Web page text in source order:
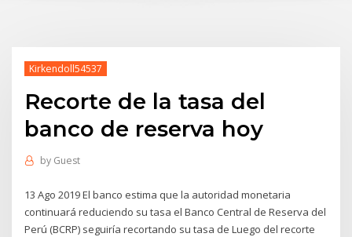
Kirkendoll54537
Recorte de la tasa del
banco de reserva hoy
by Guest
13 Ago 2019 El banco estima que la autoridad monetaria
continuará reduciendo su tasa el Banco Central de Reserva del
Perú (BCRP) seguiría recortando su tasa de Luego del recorte